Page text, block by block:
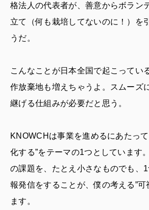
格法人の代表者が、善意からボラン
立て（何も栽培してないのに！）を
うだ。
こんなことが日本全国で起こって
作放棄地も増えちゃうよ。スムーズ
継げる仕組みが必要だと思う。
KNOWCHは事業を進めるにあたっ
化する”をテーマの1つとしています
の課題を、たとえ小さなものでも、
報発信をすることが、僕の考える”可
ます。